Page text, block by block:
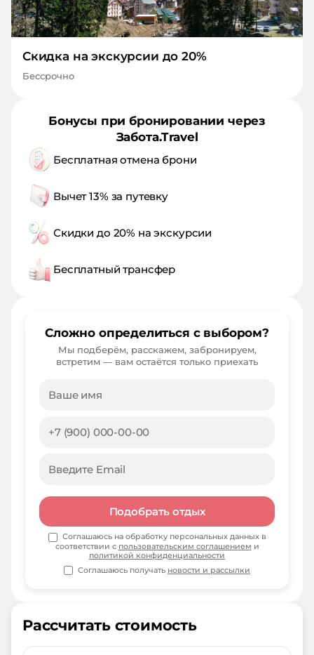
Рассчитать стоимость
Скидка на экскурсии до 20%
Бессрочно
Бонусы при бронировании через
Забота.Travel
Бесплатная отмена брони
Вычет 13% за путевку
Скидки до 20% на экскурсии
Бесплатный трансфер
Сложно определиться с выбором?
Мы подберём, расскажем, забронируем,
встретим — вам остаётся только приехать
Подобрать отдых
Соглашаюсь на обработку персональных данных в
соответствии с пользовательским соглашением и
политикой конфиденциальности
Соглашаюсь получать новости и рассылки